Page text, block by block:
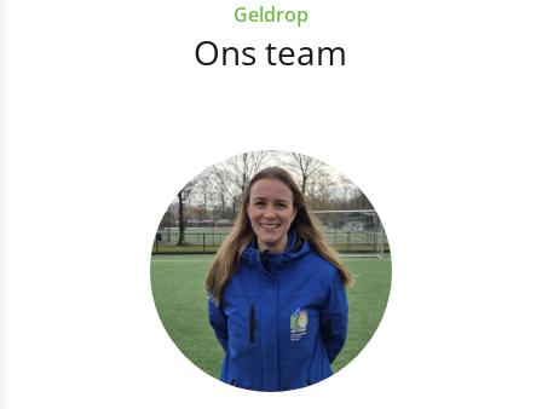
Geldrop
Ons team